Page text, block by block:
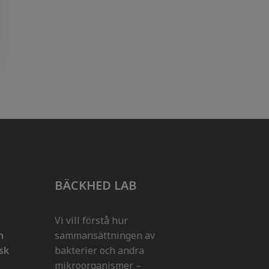
BÄCKHED LAB
Vi vill förstå hur
sammansättningen av
bakterier och andra
mikroorganismer –